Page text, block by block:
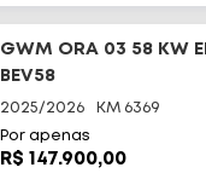
GWM ORA 03 58 KW
BEV58
2025/2026 KM 6369
Por apenas
R$ 147.900,00